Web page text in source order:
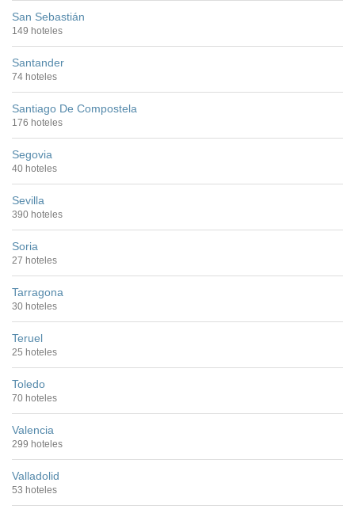
San Sebastián
149 hoteles
Santander
74 hoteles
Santiago De Compostela
176 hoteles
Segovia
40 hoteles
Sevilla
390 hoteles
Soria
27 hoteles
Tarragona
30 hoteles
Teruel
25 hoteles
Toledo
70 hoteles
Valencia
299 hoteles
Valladolid
53 hoteles